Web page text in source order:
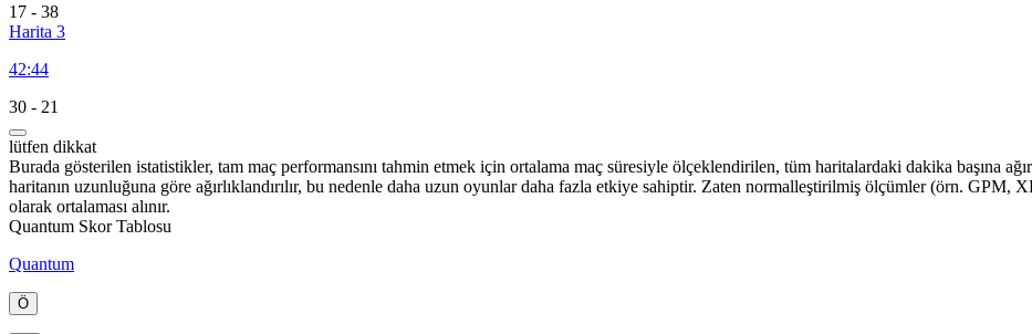
17 - 38
Harita 3
42:44
30 - 21
lütfen dikkat
Burada gösterilen istatistikler, tam maç performansını tahmin etmek için ortalama maç süresiyle ölçeklendirilen, tüm haritalardaki dakika başına
haritanın uzunluğuna göre ağırlıklandırılır, bu nedenle daha uzun oyunlar daha fazla etkiye sahiptir. Zaten normalleştirilmiş ölçümler (örn.
olarak ortalaması alınır.
Quantum Skor Tablosu
Quantum
Ö